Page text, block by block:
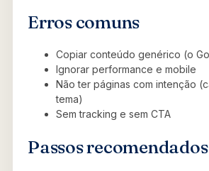
Erros comuns
Copiar conteúdo genérico (o
Ignorar performance e mobile
Não ter páginas com intenção
tema)
Sem tracking e sem CTA
Passos recomendados